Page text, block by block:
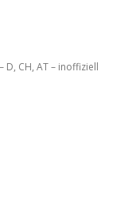
CH, AT – inoffiziell
zum Inhalt